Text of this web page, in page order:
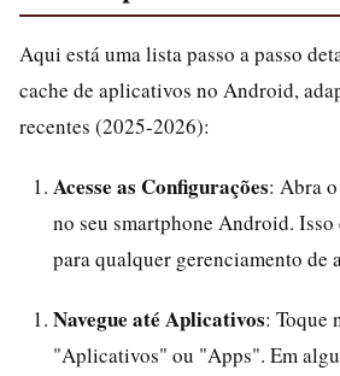
Aqui está uma lista passo a passo
cache de aplicativos no Android,
recentes (2025-2026):
Acesse as Configurações: Abra
no seu smartphone Android.
para qualquer gerenciamento de
Navegue até Aplicativos: Toque
"Aplicativos" ou "Apps". Em